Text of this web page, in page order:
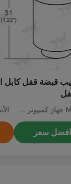
قبضة قفل كابل
MOQ：1000 جهاز كمبيوتر شخصى
سعر